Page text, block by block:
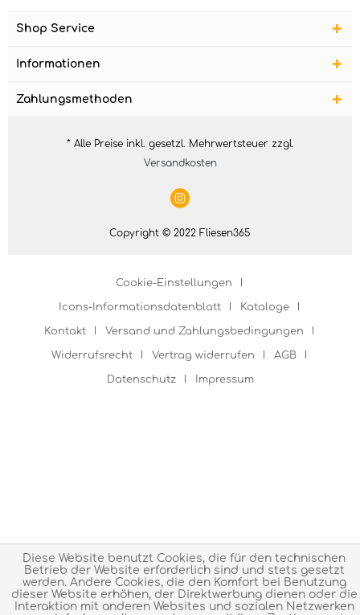
Shop Service
Informationen
Zahlungsmethoden
* Alle Preise inkl. gesetzl. Mehrwertsteuer zzgl.
Versandkosten
Copyright © 2022 Fliesen365
Cookie-Einstellungen
Icons-Informationsdatenblatt Kataloge
Kontakt Versand und Zahlungsbedingungen
Widerrufsrecht Vertrag widerrufen AGB
Datenschutz Impressum
Diese Website benutzt Cookies, die für den technischen
Betrieb der Website erforderlich sind und stets gesetzt
werden. Andere Cookies, die den Komfort bei Benutzung
dieser Website erhöhen, der Direktwerbung dienen oder die
Interaktion mit anderen Websites und sozialen Netzwerken